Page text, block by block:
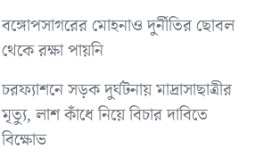
বঙ্গোপসাগরের মোহনাও দুর্নীতির ছোবল
থেকে রক্ষা পায়নি
চরফ্যাশনে সড়ক দুর্ঘটনায় মাদ্রাসাছাত্রীর
মৃত্যু, লাশ কাঁধে নিয়ে বিচার দাবিতে
বিক্ষোভ